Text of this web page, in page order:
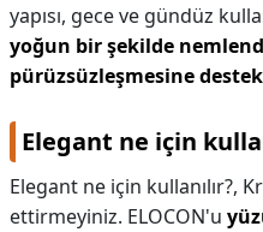
yapısı, gece ve gündüz
yoğun bir şekilde
pürüzsüzleşmesine
Elegant ne için
Elegant ne için kullanılır?,
ettirmeyiniz. ELOCON'u